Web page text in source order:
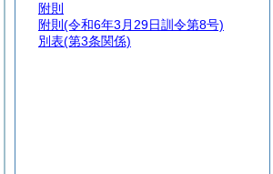
附則
附則 (令和6年3月29日訓令第8号)
別表(第3条関係)